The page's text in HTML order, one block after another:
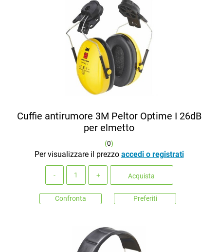
Cuffie antirumore 3M Peltor Optime I 26dB
per elmetto
(0)
Per visualizzare il prezzo accedi o registrati
Acquista
Confronta Preferiti